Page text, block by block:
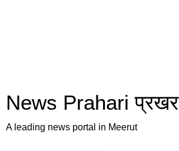
News Prahari प्रखर
A leading news portal in Meerut